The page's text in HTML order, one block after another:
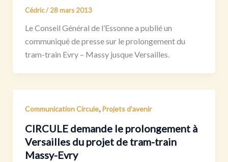
Cédric/28 mars 2013
Le Conseil Général de l’Essonne a publié un
communiqué de presse sur le prolongement du
tram-train Evry – Massy jusque Versailles.
Communication Circule,Projets d'avenir
CIRCULE demande le prolongement à
Versailles du projet de tram-train
Massy-Evry